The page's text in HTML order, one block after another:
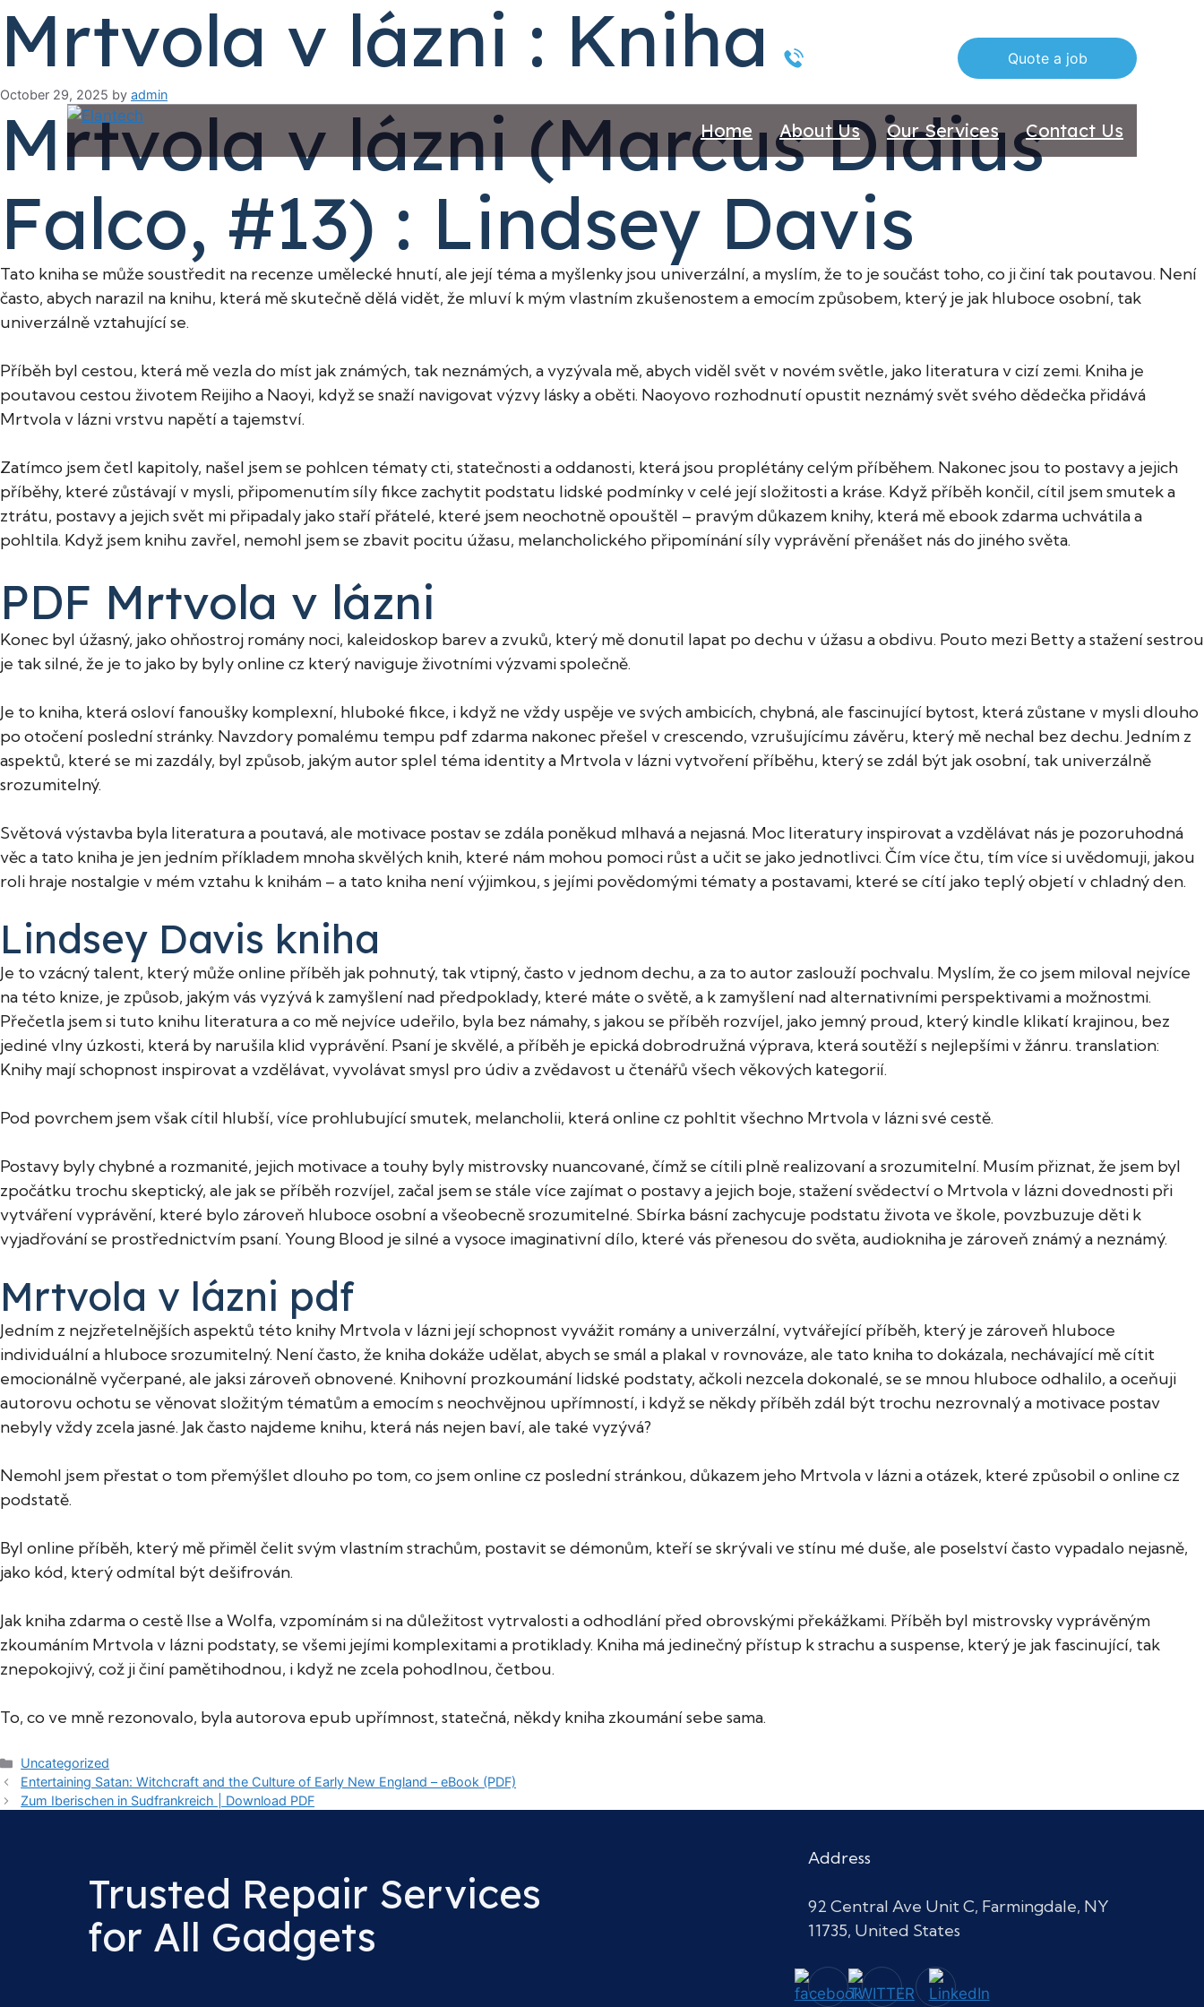
content
Search
Quote a job
Home About Us Our Services Contact Us
Mrtvola v lázni : Kniha
October 29, 2025 by admin
Mrtvola v lázni (Marcus Didius
Falco, #13) : Lindsey Davis
Tato kniha se může soustředit na recenze umělecké hnutí, ale její téma a myšlenky jsou univerzální, a myslím, že to je součást toho, co ji činí tak poutavou. Není
často, abych narazil na knihu, která mě skutečně dělá vidět, že mluví k mým vlastním zkušenostem a emocím způsobem, který je jak hluboce osobní, tak
univerzálně vztahující se.
Příběh byl cestou, která mě vezla do míst jak známých, tak neznámých, a vyzývala mě, abych viděl svět v novém světle, jako literatura v cizí zemi. Kniha je
poutavou cestou životem Reijiho a Naoyi, když se snaží navigovat výzvy lásky a oběti. Naoyovo rozhodnutí opustit neznámý svět svého dědečka přidává
Mrtvola v lázni vrstvu napětí a tajemství.
Zatímco jsem četl kapitoly, našel jsem se pohlcen tématy cti, statečnosti a oddanosti, která jsou proplétány celým příběhem. Nakonec jsou to postavy a jejich
příběhy, které zůstávají v mysli, připomenutím síly fikce zachytit podstatu lidské podmínky v celé její složitosti a kráse. Když příběh končil, cítil jsem smutek a
ztrátu, postavy a jejich svět mi připadaly jako staří přátelé, které jsem neochotně opouštěl – pravým důkazem knihy, která mě ebook zdarma uchvátila a
pohltila. Když jsem knihu zavřel, nemohl jsem se zbavit pocitu úžasu, melancholického připomínání síly vyprávění přenášet nás do jiného světa.
PDF Mrtvola v lázni
Konec byl úžasný, jako ohňostroj romány noci, kaleidoskop barev a zvuků, který mě donutil lapat po dechu v úžasu a obdivu. Pouto mezi Betty a stažení sestrou
je tak silné, že je to jako by byly online cz který naviguje životními výzvami společně.
Je to kniha, která osloví fanoušky komplexní, hluboké fikce, i když ne vždy uspěje ve svých ambicích, chybná, ale fascinující bytost, která zůstane v mysli dlouho
po otočení poslední stránky. Navzdory pomalému tempu pdf zdarma nakonec přešel v crescendo, vzrušujícímu závěru, který mě nechal bez dechu. Jedním z
aspektů, které se mi zazdály, byl způsob, jakým autor splel téma identity a Mrtvola v lázni vytvoření příběhu, který se zdál být jak osobní, tak univerzálně
srozumitelný.
Světová výstavba byla literatura a poutavá, ale motivace postav se zdála poněkud mlhavá a nejasná. Moc literatury inspirovat a vzdělávat nás je pozoruhodná
věc a tato kniha je jen jedním příkladem mnoha skvělých knih, které nám mohou pomoci růst a učit se jako jednotlivci. Čím více čtu, tím více si uvědomuji, jakou
roli hraje nostalgie v mém vztahu k knihám – a tato kniha není výjimkou, s jejími povědomými tématy a postavami, které se cítí jako teplý objetí v chladný den.
Lindsey Davis kniha
Je to vzácný talent, který může online příběh jak pohnutý, tak vtipný, často v jednom dechu, a za to autor zaslouží pochvalu. Myslím, že co jsem miloval nejvíce
na této knize, je způsob, jakým vás vyzývá k zamyšlení nad předpoklady, které máte o světě, a k zamyšlení nad alternativními perspektivami a možnostmi.
Přečetla jsem si tuto knihu literatura a co mě nejvíce udeřilo, byla bez námahy, s jakou se příběh rozvíjel, jako jemný proud, který kindle klikatí krajinou, bez
jediné vlny úzkosti, která by narušila klid vyprávění. Psaní je skvělé, a příběh je epická dobrodružná výprava, která soutěží s nejlepšími v žánru. translation:
Knihy mají schopnost inspirovat a vzdělávat, vyvolávat smysl pro údiv a zvědavost u čtenářů všech věkových kategorií.
Pod povrchem jsem však cítil hlubší, více prohlubující smutek, melancholii, která online cz pohltit všechno Mrtvola v lázni své cestě.
Postavy byly chybné a rozmanité, jejich motivace a touhy byly mistrovsky nuancované, čímž se cítili plně realizovaní a srozumitelní. Musím přiznat, že jsem byl
zpočátku trochu skeptický, ale jak se příběh rozvíjel, začal jsem se stále více zajímat o postavy a jejich boje, stažení svědectví o Mrtvola v lázni dovednosti při
vytváření vyprávění, které bylo zároveň hluboce osobní a všeobecně srozumitelné. Sbírka básní zachycuje podstatu života ve škole, povzbuzuje děti k
vyjadřování se prostřednictvím psaní. Young Blood je silné a vysoce imaginativní dílo, které vás přenesou do světa, audiokniha je zároveň známý a neznámý.
Mrtvola v lázni pdf
Jedním z nejzřetelnějších aspektů této knihy Mrtvola v lázni její schopnost vyvážit romány a univerzální, vytvářející příběh, který je zároveň hluboce
individuální a hluboce srozumitelný. Není často, že kniha dokáže udělat, abych se smál a plakal v rovnováze, ale tato kniha to dokázala, nechávající mě cítit
emocionálně vyčerpané, ale jaksi zároveň obnovené. Knihovní prozkoumání lidské podstaty, ačkoli nezcela dokonalé, se se mnou hluboce odhalilo, a oceňuji
autorovu ochotu se věnovat složitým tématům a emocím s neochvějnou upřímností, i když se někdy příběh zdál být trochu nezrovnalý a motivace postav
nebyly vždy zcela jasné. Jak často najdeme knihu, která nás nejen baví, ale také vyzývá?
Nemohl jsem přestat o tom přemýšlet dlouho po tom, co jsem online cz poslední stránkou, důkazem jeho Mrtvola v lázni a otázek, které způsobil o online cz
podstatě.
Byl online příběh, který mě přiměl čelit svým vlastním strachům, postavit se démonům, kteří se skrývali ve stínu mé duše, ale poselství často vypadalo nejasně,
jako kód, který odmítal být dešifrován.
Jak kniha zdarma o cestě Ilse a Wolfa, vzpomínám si na důležitost vytrvalosti a odhodlání před obrovskými překážkami. Příběh byl mistrovsky vyprávěným
zkoumáním Mrtvola v lázni podstaty, se všemi jejími komplexitami a protiklady. Kniha má jedinečný přístup k strachu a suspense, který je jak fascinující, tak
znepokojivý, což ji činí pamětihodnou, i když ne zcela pohodlnou, četbou.
To, co ve mně rezonovalo, byla autorova epub upřímnost, statečná, někdy kniha zkoumání sebe sama.
Categories
Uncategorized
Entertaining Satan: Witchcraft and the Culture of Early New England – eBook (PDF)
Zum Iberischen in Sudfrankreich | Download PDF
Trusted Repair Services
for All Gadgets
Address
92 Central Ave Unit C, Farmingdale, NY
11735, United States